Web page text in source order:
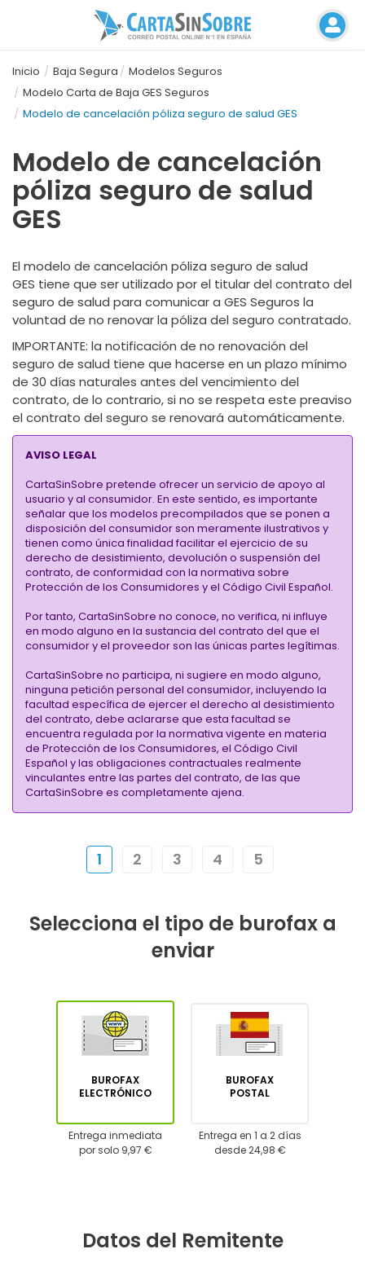
Inicio Baja Segura
Modelos Seguros
Modelo Carta de Baja GES Seguros
Modelo de cancelación póliza seguro de salud GES
Modelo de cancelación
póliza seguro de salud
GES
El modelo de cancelación póliza seguro de salud
GES tiene que ser utilizado por el titular del contrato del
seguro de salud para comunicar a GES Seguros la
voluntad de no renovar la póliza del seguro contratado.
IMPORTANTE: la notificación de no renovación del
seguro de salud tiene que hacerse en un plazo mínimo
de 30 días naturales antes del vencimiento del
contrato, de lo contrario, si no se respeta este preaviso
el contrato del seguro se renovará automáticamente.
AVISO LEGAL
CartaSinSobre pretende ofrecer un servicio de apoyo al
usuario y al consumidor. En este sentido, es importante
señalar que los modelos precompilados que se ponen a
disposición del consumidor son meramente ilustrativos y
tienen como única finalidad facilitar el ejercicio de su
derecho de desistimiento, devolución o suspensión del
contrato, de conformidad con la normativa sobre
Protección de los Consumidores y el Código Civil Español.
Por tanto, CartaSinSobre no conoce, no verifica, ni influye
en modo alguno en la sustancia del contrato del que el
consumidor y el proveedor son las únicas partes legítimas.
CartaSinSobre no participa, ni sugiere en modo alguno,
ninguna petición personal del consumidor, incluyendo la
facultad específica de ejercer el derecho al desistimiento
del contrato, debe aclararse que esta facultad se
encuentra regulada por la normativa vigente en materia
de Protección de los Consumidores, el Código Civil
Español y las obligaciones contractuales realmente
vinculantes entre las partes del contrato, de las que
CartaSinSobre es completamente ajena.
1 2 3 4 5
Selecciona el tipo de burofax a
enviar
BUROFAX
ELECTRÓNICO
Entrega inmediata
por solo 9,97 €
BUROFAX
POSTAL
Entrega en 1 a 2 días
desde 24,98 €
Datos del Remitente